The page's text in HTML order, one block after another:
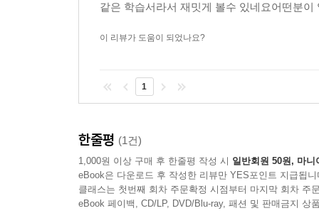
같은 학습서라서 재밋게 볼수 있네요어떤분
이 리뷰가 도움이 되었나요?
1
한줄평 (1건)
1,000원 이상 구매 후 한줄평 작성 시 일반회원 50원, 마니
eBook은 다운로드 후 작성한 리뷰만 YES포인트 지급됩니
클래스는 첫번째 회차 주문확정 시점부터 마지막 회차 주
eBook 페이백, CD/LP, DVD/Blu-ray, 패션 및 판매금지 상